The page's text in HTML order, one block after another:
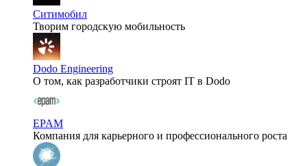
Ситимобил
Творим городскую мобильность
Dodo Engineering
О том, как разработчики строят IT в Dodo
EPAM
Компания для карьерного и профессионального роста